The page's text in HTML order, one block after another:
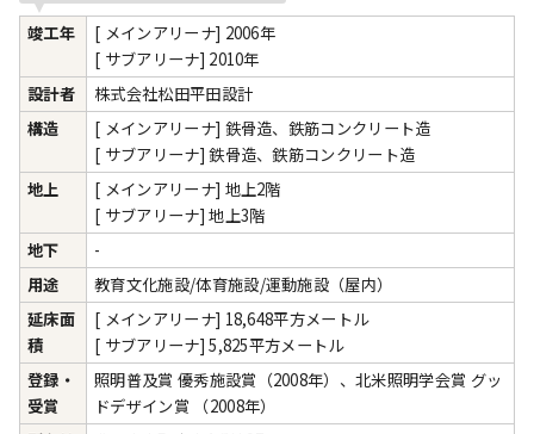
竣工年
[ メインアリーナ] 2006年
[ サブアリーナ] 2010年
設計者
株式会社松田平田設計
構造
[ メインアリーナ] 鉄骨造、鉄筋コンクリート造
[ サブアリーナ] 鉄骨造、鉄筋コンクリート造
地上
[ メインアリーナ] 地上2階
[ サブアリーナ] 地上3階
地下
-
用途
教育文化施設/体育施設/運動施設（屋内）
延床面
積
[ メインアリーナ] 18,648平方メートル
[ サブアリーナ] 5,825平方メートル
登録・
受賞
照明普及賞 優秀施設賞（2008年）、北米照明学会賞 グッ
ドデザイン賞 （2008年）